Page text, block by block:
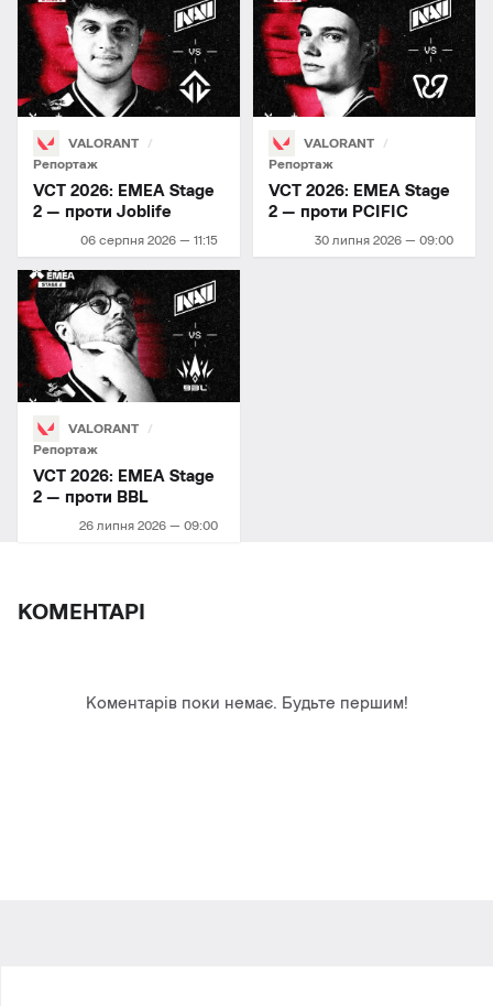
VALORANT
Репортаж
06 серпня 2026 — 11:15
VCT 2026: EMEA Stage
2 — проти Joblife
VALORANT
Репортаж
30 липня 2026 — 09:00
VCT 2026: EMEA Stage
2 — проти PCIFIC
VALORANT
Репортаж
26 липня 2026 — 09:00
VCT 2026: EMEA Stage
2 — проти BBL
КОМЕНТАРІ
Коментарів поки немає. Будьте першим!